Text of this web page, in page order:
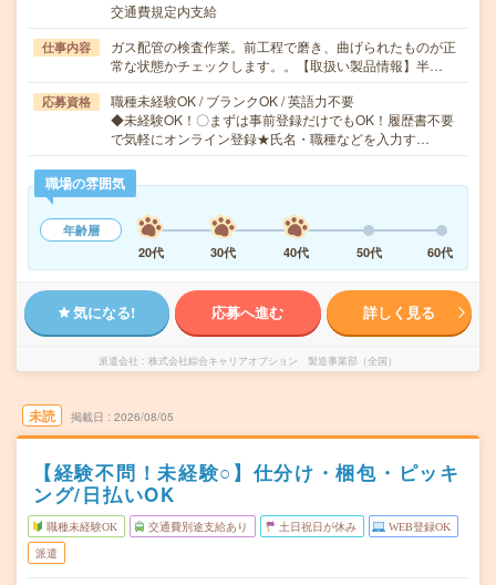
交通費規定内支給
仕事内容
ガス配管の検査作業。前工程で磨き、曲げられたものが正
常な状態かチェックします。。【取扱い製品情報】半…
応募資格
職種未経験OK / ブランクOK / 英語力不要
◆未経験OK！〇まずは事前登録だけでもOK！履歴書不要
で気軽にオンライン登録★氏名・職種などを入力す…
職場の雰囲気
年齢層
20代
30代 40代 50代 60代
気になる! 応募へ進む 詳しく見る
派遣会社 株式会社綜合キャリアオプション 製造事業部（全国）
未読 掲載日 2026/08/05
【経験不問！未経験○】仕分け・梱包・ピッキ
ング/日払いOK
職種未経験OK 交通費別途支給あり 土日祝日が休み WEB登録OK
派遣